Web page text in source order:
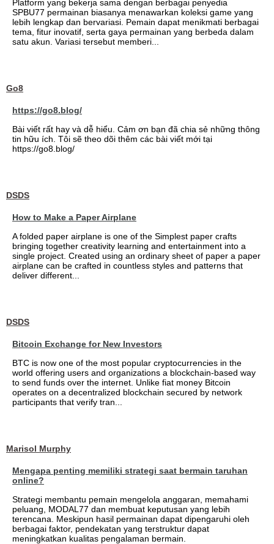
Platform yang bekerja sama dengan berbagai penyedia
SPBU77 permainan biasanya menawarkan koleksi game yang
lebih lengkap dan bervariasi. Pemain dapat menikmati berbagai
tema, fitur inovatif, serta gaya permainan yang berbeda dalam
satu akun. Variasi tersebut memberi...
Go8
https://go8.blog/
Bài viết rất hay và dễ hiểu. Cảm ơn bạn đã chia sẻ những thông
tin hữu ích. Tôi sẽ theo dõi thêm các bài viết mới tại
https://go8.blog/
DSDS
How to Make a Paper Airplane
A folded paper airplane is one of the Simplest paper crafts
bringing together creativity learning and entertainment into a
single project. Created using an ordinary sheet of paper a paper
airplane can be crafted in countless styles and patterns that
deliver different...
DSDS
Bitcoin Exchange for New Investors
BTC is now one of the most popular cryptocurrencies in the
world offering users and organizations a blockchain-based way
to send funds over the internet. Unlike fiat money Bitcoin
operates on a decentralized blockchain secured by network
participants that verify tran...
Marisol Murphy
Mengapa penting memiliki strategi saat bermain taruhan
online?
Strategi membantu pemain mengelola anggaran, memahami
peluang, MODAL77 dan membuat keputusan yang lebih
terencana. Meskipun hasil permainan dapat dipengaruhi oleh
berbagai faktor, pendekatan yang terstruktur dapat
meningkatkan kualitas pengalaman bermain.